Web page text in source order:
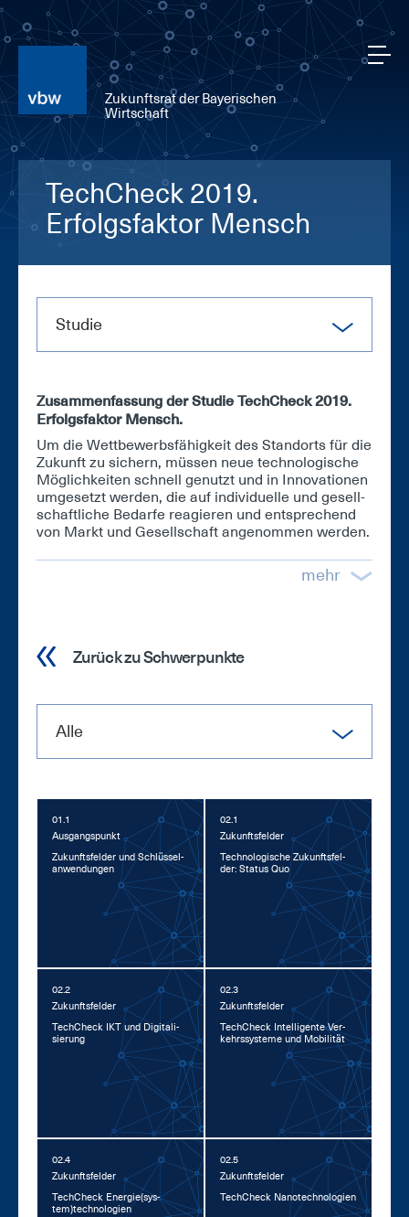
Zukunftsrat der Bayerischen
Wirtschaft
TechCheck 2019.
Erfolgsfaktor Mensch
Stu­die
Zu­sam­men­fas­sung der Stu­die Tech­Check 2019.
Er­folgs­fak­tor Mensch.
Um die Wett­be­werbs­fä­hig­keit des Stand­orts für die
Zu­kunft zu si­chern, müs­sen neue tech­no­lo­gi­sche
Mög­lich­kei­ten schnell ge­nutzt und in In­no­va­tio­nen
um­ge­setzt wer­den, die auf in­di­vi­du­el­le und ge­sell­
schaft­li­che Be­dar­fe re­agie­ren und ent­spre­chend
von Markt und Ge­sell­schaft an­ge­nom­men wer­den.
mehr
Zurück zu Schwerpunkte
Alle
01.1
Aus­gangs­punkt
Zu­kunfts­fel­der und Schlüs­sel­
an­wen­dun­gen
02.1
Zu­kunfts­fel­der
Tech­no­lo­gi­sche Zu­kunfts­fel­
der: Sta­tus Quo
02.2
Zu­kunfts­fel­der
Tech­Check IKT und Di­gi­ta­li­
sie­rung
02.3
Zu­kunfts­fel­der
Tech­Check In­tel­li­gen­te Ver­
kehrs­sys­te­me und Mo­bi­li­tät
02.4
Zu­kunfts­fel­der
Tech­Check En­er­gie(sys­
tem)tech­no­lo­gi­en
02.5
Zu­kunfts­fel­der
Tech­Check Na­no­tech­no­lo­gi­en